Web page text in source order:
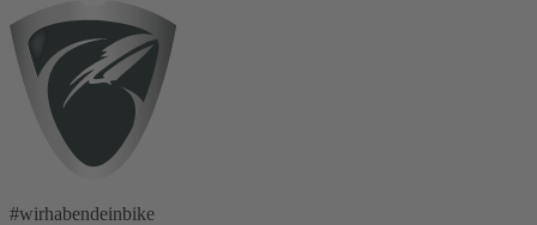
#wirhabendeinbike